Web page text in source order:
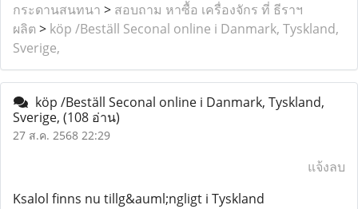
กระดานสนทนา > สอบถาม หาซื้อ เครื่องจักร ที่ ธีราฯ
ผลิต > köp /Beställ Seconal online i Danmark, Tyskland,
Sverige,
köp /Beställ Seconal online i Danmark, Tyskland,
Sverige, (108 อ่าน)
27 ส.ค. 2568 22:29
แจ้งลบ
Ksalol finns nu tillg&auml;ngligt i Tyskland